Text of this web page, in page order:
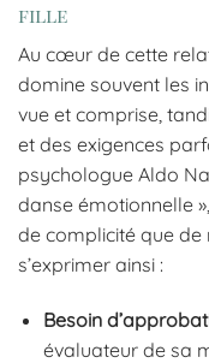
fille
Au cœur de cette
domine souvent les
vue et comprise,
et des exigences
psychologue Aldo
danse émotionnelle
de complicité que de
s’exprimer ainsi :
Besoin
évaluateur de sa